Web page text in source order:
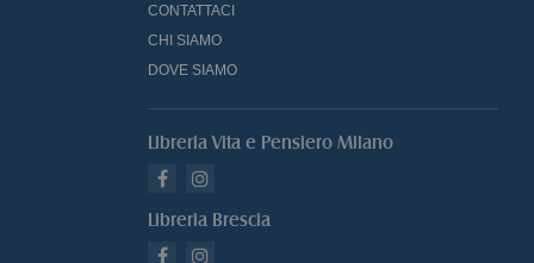
CONTATTACI
CHI SIAMO
DOVE SIAMO
Libreria Vita e Pensiero Milano
Libreria Brescia